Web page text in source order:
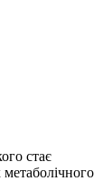
стає